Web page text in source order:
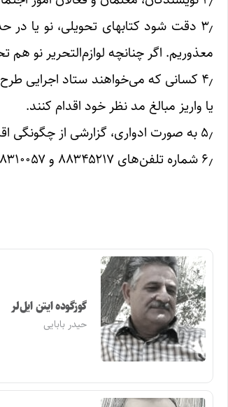
۳٫ دقت شود کتابهای تحویلی، نو یا
معذوریم. اگر چنانچه لوازم‌التحریر نو
۴٫ کسانی که می‌خواهند ستاد اجرایی
یا واریز مبالغ مد نظر خود اقدام کنند.
۵٫ به صورت ادواری، گزارشی از چگونگی اقدامات گروه و نام و مشخصات مدارس روستاهای تجهیز یافته منتشر خواهد شد.
۶٫ شماره تلفن‌های ۸۸۳۴۵۲۱۷ و ۸۸۳۱۰۰۵۷ پاسخگوی خیرین محترم برای این اقدام زیبای فرهنگی است.
گوزگوده ایتن ایل‌لر
حیدر بابایی